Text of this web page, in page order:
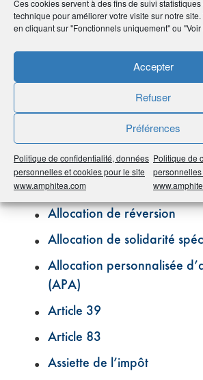
Ces cookies servent à des fins de suivi
technique pour améliorer votre visite sur notre
en cliquant sur "Fonctionnels uniquement" ou
Accepter
Refuser
Préférences
Politique de confidentialité, données
personnelles et cookies pour le site
www.amphitea.com
Politique de
Agirc-Arrco
Aide aux chômeurs
repreneurs d’entreprise
Aide personnalisée au
Allocation aux adultes
Allocation d’éducation de
handicapé (AEEH)
Allocation de réversion
Allocation de solidarité
Allocation personnalisée
(APA)
Article 39
Article 83
Assiette de l’impôt